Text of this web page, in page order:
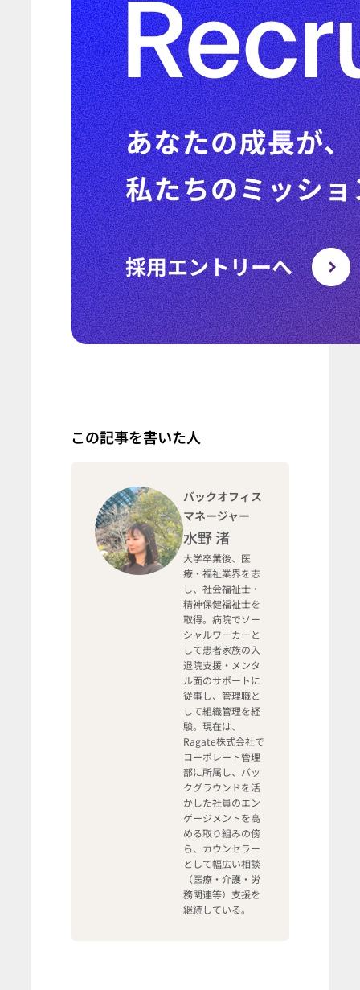
この記事を書いた人
バックオフィス
マネージャー
水野 渚
大学卒業後、医
療・福祉業界を志
し、社会福祉士・
精神保健福祉士を
取得。病院でソー
シャルワーカーと
して患者家族の入
退院支援・メンタ
ル面のサポートに
従事し、管理職と
して組織管理を経
験。現在は、
Ragate株式会社で
コーポレート管理
部に所属し、バッ
クグラウンドを活
かした社員のエン
ゲージメントを高
める取り組みの傍
ら、カウンセラー
として幅広い相談
（医療・介護・労
務関連等）支援を
継続している。